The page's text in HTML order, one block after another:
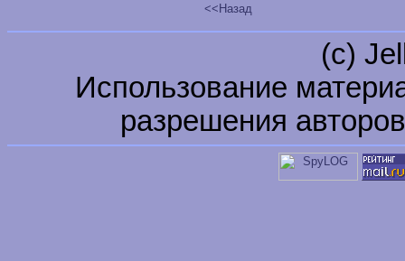
<<Назад
(c)
Использование
разрешения